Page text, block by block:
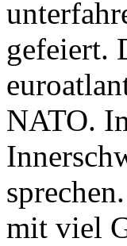
gefeiert.
NATO.
mit viel